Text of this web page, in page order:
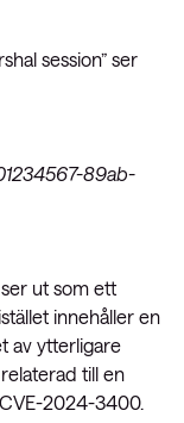
session” ser
89ab-
ser ut som ett
innehåller en
av ytterligare
till en
2024-3400.